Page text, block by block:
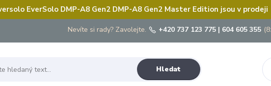
EverSolo DMP-A8 Gen2 DMP-A8 Gen2 Master Edition jsou v prodeji
Hledat
Nevíte si rady? Zavolejte. +420 737 123 775 | 604 605 355